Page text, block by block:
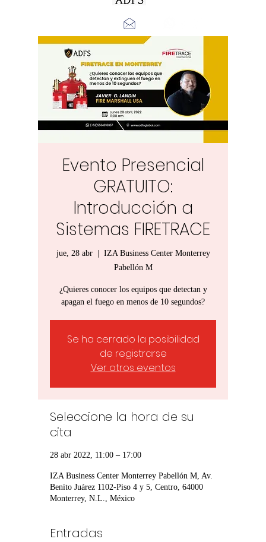
Evento Presencial
GRATUITO:
Introducción a
Sistemas FIRETRACE
jue, 28 abr
  |
IZA Business Center Monterrey
Pabellón M
¿Quieres conocer los equipos que detectan y
apagan el fuego en menos de 10 segundos?
Se ha cerrado la posibilidad
de registrarse
Ver otros eventos
Seleccione la hora de su
cita
28 abr 2022, 11:00 – 17:00
IZA Business Center Monterrey Pabellón M, Av.
Benito Juárez 1102-Piso 4 y 5, Centro, 64000
Monterrey, N.L., México
Entradas